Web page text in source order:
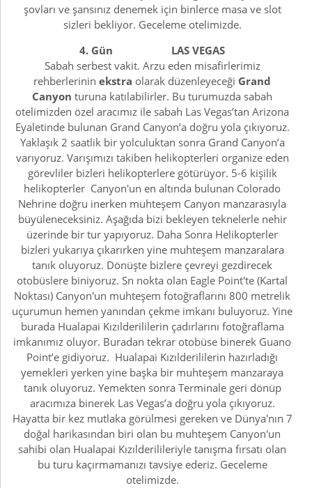
şovları ve şansınız denemek için binlerce masa ve slot
sizleri bekliyor. Geceleme otelimizde.
4. Gün LAS VEGAS
Sabah serbest vakit. Arzu eden misafirlerimiz
rehberlerinin ekstra olarak düzenleyeceği Grand
Canyon turuna katılabilirler. Bu turumuzda sabah
otelimizden özel aracımız ile sabah Las Vegas’tan Arizona
Eyaletinde bulunan Grand Canyon’a doğru yola çıkıyoruz.
Yaklaşık 2 saatlik bir yolculuktan sonra Grand Canyon’a
varıyoruz. Varışımızı takiben helikopterleri organize eden
görevliler bizleri helikopterlere götürüyor. 5-6 kişilik
helikopterler Canyon'un en altında bulunan Colorado
Nehrine doğru inerken muhteşem Canyon manzarasıyla
büyüleneceksiniz. Aşağıda bizi bekleyen teknelerle nehir
üzerinde bir tur yapıyoruz. Daha Sonra Helikopterler
bizleri yukarıya çıkarırken yine muhteşem manzaralara
tanık oluyoruz. Dönüşte bizlere çevreyi gezdirecek
otobüslere biniyoruz. Sn nokta olan Eagle Point'te (Kartal
Noktası) Canyon'un muhteşem fotoğraflarını 800 metrelik
uçurumun hemen yanından çekme imkanı buluyoruz. Yine
burada Hualapai Kızılderililerin çadırlarını fotoğraflama
imkanımız oluyor. Buradan tekrar otobüse binerek Guano
Point’e gidiyoruz. Hualapai Kızılderililerin hazırladığı
yemekleri yerken yine başka bir muhteşem manzaraya
tanık oluyoruz. Yemekten sonra Terminale geri dönüp
aracımıza binerek Las Vegas’a doğru yola çıkıyoruz.
Hayatta bir kez mutlaka görülmesi gereken ve Dünya'nın 7
doğal harikasından biri olan bu muhteşem Canyon'un
sahibi olan Hualapai Kızılderilileriyle tanışma fırsatı olan
bu turu kaçırmamanızı tavsiye ederiz. Geceleme
otelimizde.